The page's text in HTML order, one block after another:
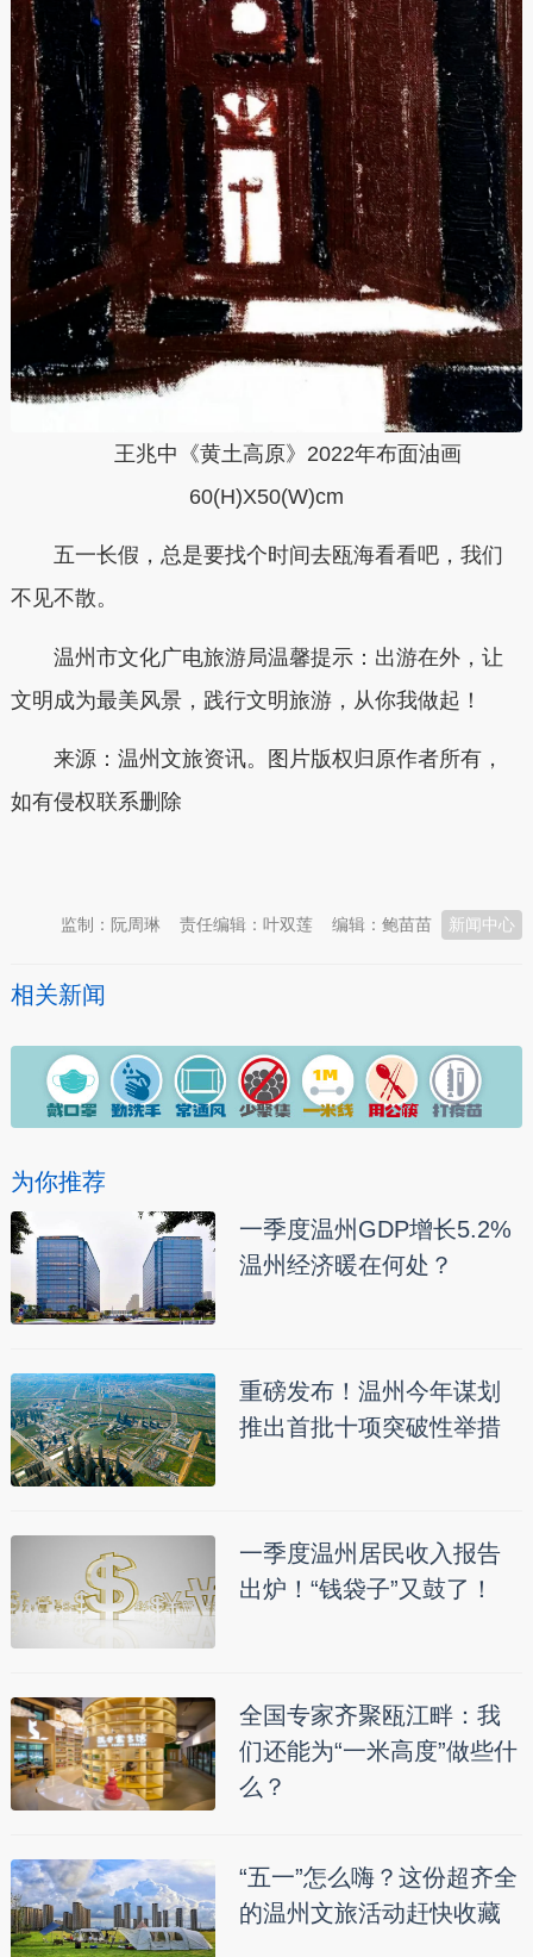
王兆中《黄土高原》2022年布面油画
60(H)X50(W)cm
五一长假，总是要找个时间去瓯海看看吧， 我们
不见不散。
温州市文化广电旅游局温馨提示：出游在外，让
文明成为最美风景，践行文明旅游，从你我做起！
来源： 温州文旅资讯。图片版权归原作者所有，
如有侵权联系删除
新闻中心
编辑：鲍苗苗
责任编辑：叶双莲
监制：阮周琳
相关新闻
为你推荐
一季度温州GDP增长5.2%
温州经济暖在何处？
重磅发布！温州今年谋划
推出首批十项突破性举措
一季度温州居民收入报告
出炉！“钱袋子”又鼓了！
全国专家齐聚瓯江畔：我
们还能为“一米高度”做些什
么？
“五一”怎么嗨？这份超齐全
的温州文旅活动赶快收藏